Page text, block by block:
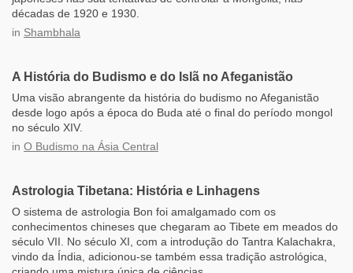
décadas de 1920 e 1930.
in Shambhala
A História do Budismo e do Islã no Afeganistão
Uma visão abrangente da história do budismo no Afeganistão
desde logo após a época do Buda até o final do período mongol
no século XIV.
in O Budismo na Ásia Central
Astrologia Tibetana: História e Linhagens
O sistema de astrologia Bon foi amalgamado com os
conhecimentos chineses que chegaram ao Tibete em meados do
século VII. No século XI, com a introdução do Tantra Kalachakra,
vindo da Índia, adicionou-se também essa tradição astrológica,